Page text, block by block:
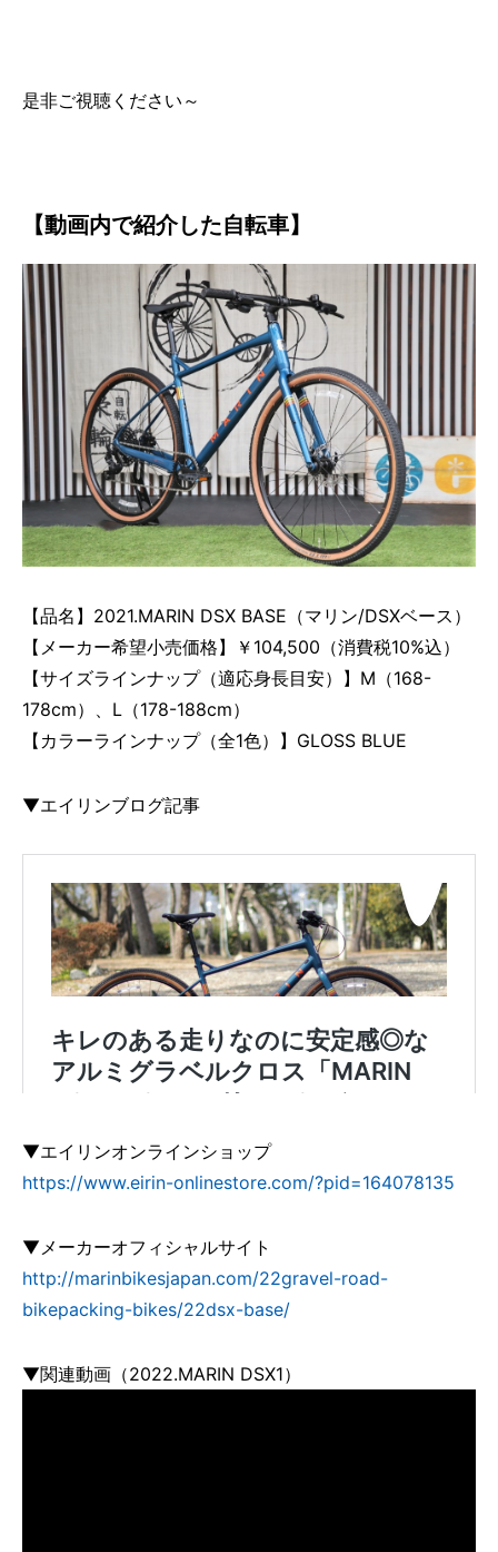
是非ご視聴ください～
【動画内で紹介した自転車】
【品名】2021.MARIN DSX BASE（マリン/DSXベース）
【メーカー希望小売価格】￥104,500（消費税10%込）
【サイズラインナップ（適応身長目安）】M（168-
178cm）、L（178-188cm）
【カラーラインナップ（全1色）】GLOSS BLUE
▼エイリンブログ記事
▼エイリンオンラインショップ
https://www.eirin-onlinestore.com/?pid=164078135
▼メーカーオフィシャルサイト
http://marinbikesjapan.com/22gravel-road-
bikepacking-bikes/22dsx-base/
▼関連動画（2022.MARIN DSX1）